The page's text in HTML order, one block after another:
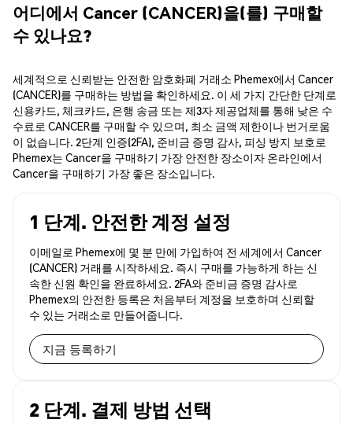
어디에서 Cancer (CANCER)을(를) 구매할
수 있나요?
세계적으로 신뢰받는 안전한 암호화폐 거래소 Phemex에서 Cancer
(CANCER)를 구매하는 방법을 확인하세요. 이 세 가지 간단한 단계로
신용카드, 체크카드, 은행 송금 또는 제3자 제공업체를 통해 낮은 수
수료로 CANCER를 구매할 수 있으며, 최소 금액 제한이나 번거로움
이 없습니다. 2단계 인증(2FA), 준비금 증명 감사, 피싱 방지 보호로
Phemex는 Cancer을 구매하기 가장 안전한 장소이자 온라인에서
Cancer을 구매하기 가장 좋은 장소입니다.
1 단계. 안전한 계정 설정
이메일로 Phemex에 몇 분 만에 가입하여 전 세계에서 Cancer
(CANCER) 거래를 시작하세요. 즉시 구매를 가능하게 하는 신
속한 신원 확인을 완료하세요. 2FA와 준비금 증명 감사로
Phemex의 안전한 등록은 처음부터 계정을 보호하며 신뢰할
수 있는 거래소로 만들어줍니다.
지금 등록하기
2 단계. 결제 방법 선택